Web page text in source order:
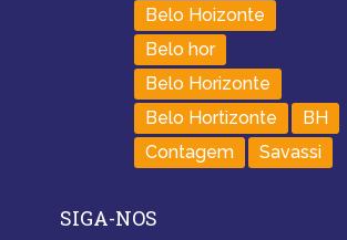
Belo Hoizonte
Belo hor
Belo Horizonte
Belo Hortizonte
BH
Contagem
Savassi
SIGA-NOS